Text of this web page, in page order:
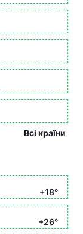
Всі країни
+18°
+26°